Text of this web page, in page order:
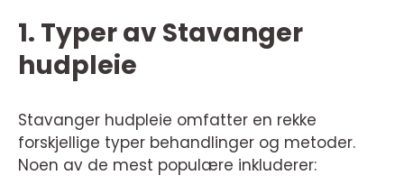
1. Typer av Stavanger
hudpleie
Stavanger hudpleie omfatter en rekke
forskjellige typer behandlinger og metoder.
Noen av de mest populære inkluderer: